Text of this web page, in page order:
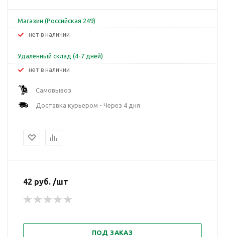
Магазин (Российская 249)
Нет в наличии
Удаленный склад (4-7 дней)
Нет в наличии
Самовывоз
Доставка курьером - Через 4 дня
42 руб. /шт
ПОД ЗАКАЗ